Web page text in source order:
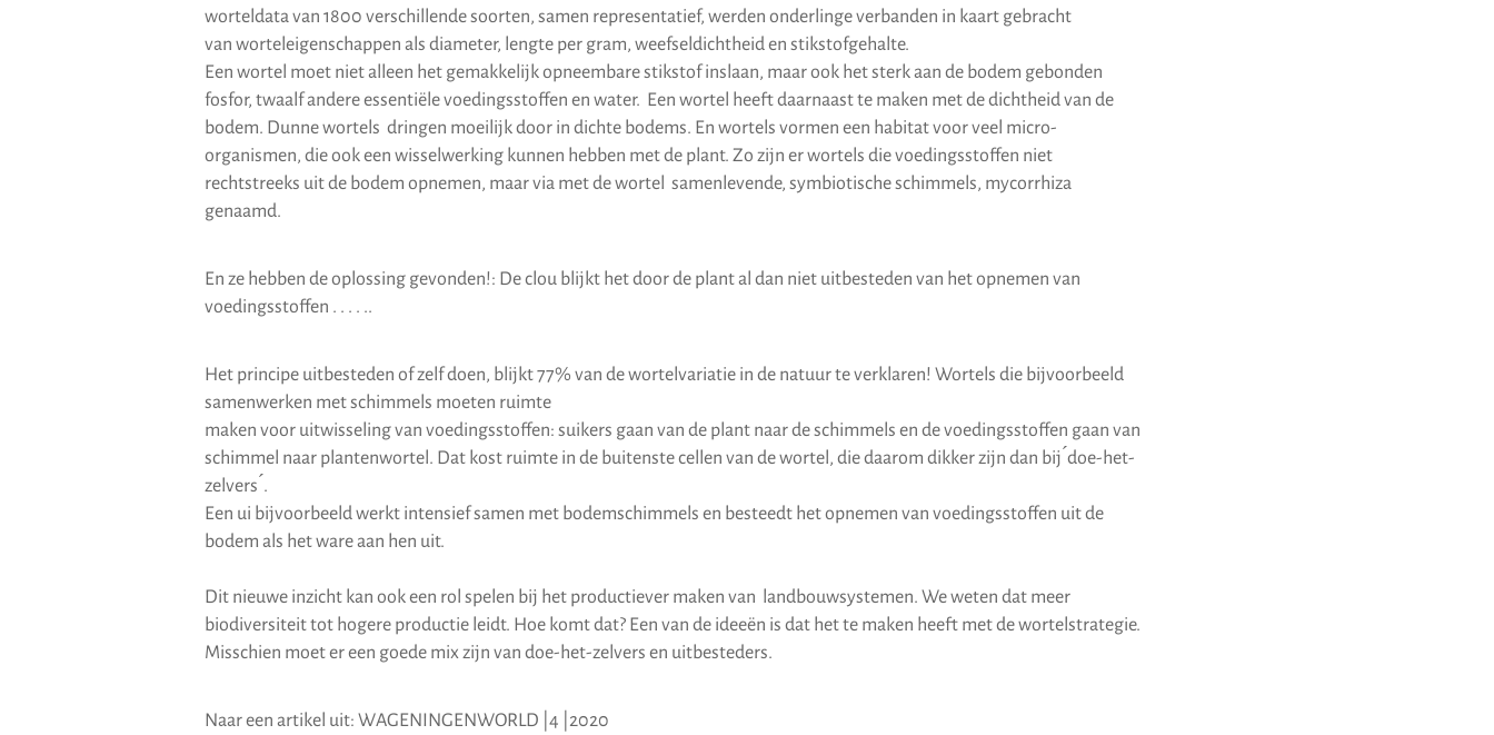
worteldata van 1800 verschillende soorten, samen representatief, werden onderlinge verbanden in kaart gebracht
van worteleigenschappen als diameter, lengte per gram, weefseldichtheid en stikstofgehalte.
Een wortel moet niet alleen het gemakkelijk opneembare stikstof inslaan, maar ook het sterk aan de bodem gebonden
fosfor, twaalf andere essentiële voedingsstoffen en water. Een wortel heeft daarnaast te maken met de dichtheid van de
bodem. Dunne wortels dringen moeilijk door in dichte bodems. En wortels vormen een habitat voor veel micro-
organismen, die ook een wisselwerking kunnen hebben met de plant. Zo zijn er wortels die voedingsstoffen niet
rechtstreeks uit de bodem opnemen, maar via met de wortel samenlevende, symbiotische schimmels, mycorrhiza
genaamd.
En ze hebben de oplossing gevonden!: De clou blijkt het door de plant al dan niet uitbesteden van het opnemen van
voedingsstoffen . . . . ..
Het principe uitbesteden of zelf doen, blijkt 77% van de wortelvariatie in de natuur te verklaren! Wortels die bijvoorbeeld
samenwerken met schimmels moeten ruimte
maken voor uitwisseling van voedingsstoffen: suikers gaan van de plant naar de schimmels en de voedingsstoffen gaan van
schimmel naar plantenwortel. Dat kost ruimte in de buitenste cellen van de wortel, die daarom dikker zijn dan bij ́doe-het-
zelvers ́.
Een ui bijvoorbeeld werkt intensief samen met bodemschimmels en besteedt het opnemen van voedingsstoffen uit de
bodem als het ware aan hen uit.
Dit nieuwe inzicht kan ook een rol spelen bij het productiever maken van landbouwsystemen. We weten dat meer
biodiversiteit tot hogere productie leidt. Hoe komt dat? Een van de ideeën is dat het te maken heeft met de wortelstrategie.
Misschien moet er een goede mix zijn van doe-het-zelvers en uitbesteders.
Naar een artikel uit: WAGENINGENWORLD |4 |2020